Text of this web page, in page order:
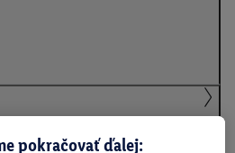
pokračovať ďalej: